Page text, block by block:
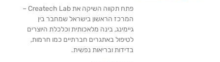
פתח תקווה השיקה את Createch Lab –
המרכז הראשון בישראל שמחבר בין
גיימינג, בינה מלאכותית וכלכלת היוצרים
לטיפול באתגרים חברתיים כמו חרמות,
בדידות ובריאות נפשית.